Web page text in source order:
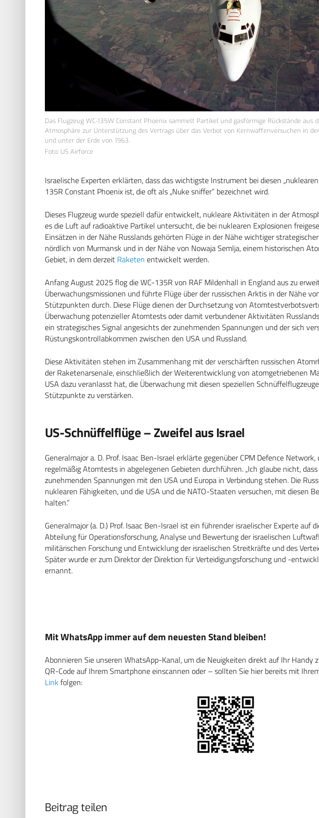
Das Flugzeug WC-135W Constant Phoenix sammelt Partikel und gasförmige Rückstände aus
Atmosphäre zur Unterstützung des Vertrags über das Verbot von Kernwaffenversuchen in
und unter der Erde von 1963.
Foto: US Airforce
Israelische Experten erklärten, dass das wichtigste Instrument bei diesen
135R Constant Phoenix ist, die oft als „Nuke sniffer” bezeichnet wird.
Dieses Flugzeug wurde speziell dafür entwickelt, nukleare Aktivitäten in der
es die Luft auf radioaktive Partikel untersucht, die bei nuklearen Explosionen
Einsätzen in der Nähe Russlands gehörten Flüge in der Nähe wichtiger
nördlich von Murmansk und in der Nähe von Nowaja Semlja, einem historischen
Gebiet, in dem derzeit Raketen entwickelt werden.
Anfang August 2025 flog die WC-135R von RAF Mildenhall in England aus zu
Überwachungsmissionen und führte Flüge über der russischen Arktis in der Nähe
Stützpunkten durch. Diese Flüge dienen der Durchsetzung von
Überwachung potenzieller Atomtests oder damit verbundener Aktivitäten
ein strategisches Signal angesichts der zunehmenden Spannungen und der sich
Rüstungskontrollabkommen zwischen den USA und Russland.
Diese Aktivitäten stehen im Zusammenhang mit der verschärften russischen
der Raketenarsenale, einschließlich der Weiterentwicklung von atomgetriebenen
USA dazu veranlasst hat, die Überwachung mit diesen speziellen
Stützpunkte zu verstärken.
US-Schnüffelflüge – Zweifel aus Israel
Generalmajor a. D. Prof. Isaac Ben-Israel erklärte gegenüber CPM Defence Network,
regelmäßig Atomtests in abgelegenen Gebieten durchführen. „Ich glaube nicht,
zunehmenden Spannungen mit den USA und Europa in Verbindung stehen. Die
nuklearen Fähigkeiten, und die USA und die NATO-Staaten versuchen, mit diesen
halten.“
Generalmajor (a. D.) Prof. Isaac Ben-Israel ist ein führender israelischer Experte auf
Abteilung für Operationsforschung, Analyse und Bewertung der israelischen
militärischen Forschung und Entwicklung der israelischen Streitkräfte und des
Später wurde er zum Direktor der Direktion für Verteidigungsforschung und -
ernannt.
Mit WhatsApp immer auf dem neuesten Stand bleiben!
Abonnieren Sie unseren WhatsApp-Kanal, um die Neuigkeiten direkt auf Ihr Handy
QR-Code auf Ihrem Smartphone einscannen oder – sollten Sie hier bereits mit
Link folgen:
Beitrag teilen